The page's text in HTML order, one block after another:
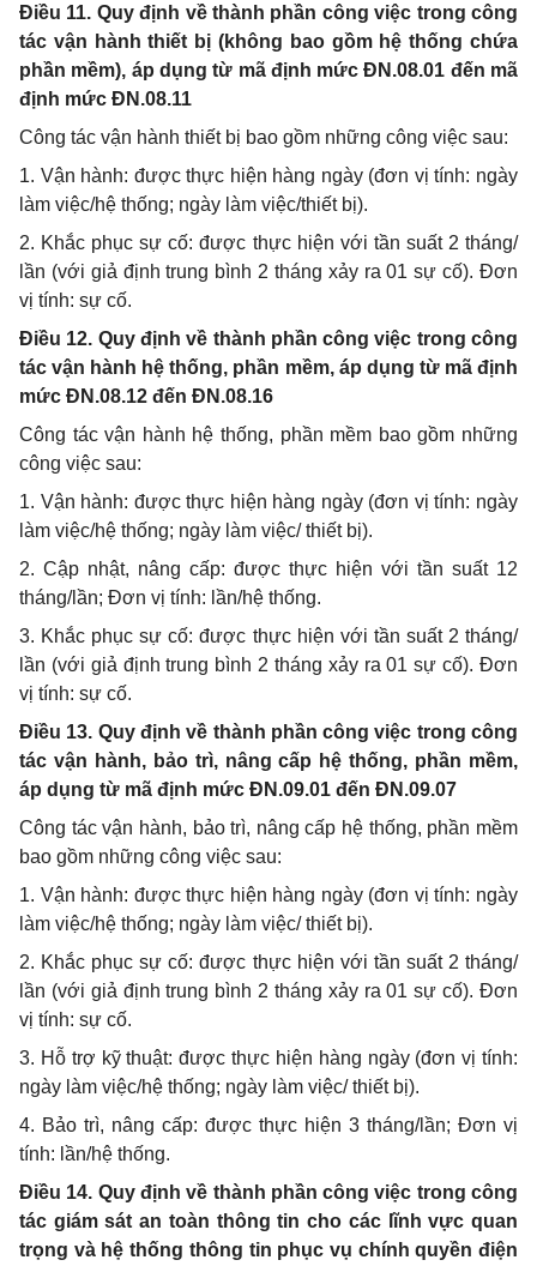
Điều 11. Quy định về thành phần công việc trong công
tác vận hành thiết bị (không bao gồm hệ thống chứa
phần mềm), áp dụng từ mã định mức ĐN.08.01 đến mã
định mức ĐN.08.11
Công tác vận hành thiết bị bao gồm những công việc sau:
1. Vận hành: được thực hiện hàng ngày (đơn vị tính: ngày
làm việc/hệ thống; ngày làm việc/thiết bị).
2. Khắc phục sự cố: được thực hiện với tần suất 2 tháng/
lần (với giả định trung bình 2 tháng xảy ra 01 sự cố). Đơn
vị tính: sự cố.
Điều 12. Quy định về thành phần công việc trong công
tác vận hành hệ thống, phần mềm, áp dụng từ mã định
mức ĐN.08.12 đến ĐN.08.16
Công tác vận hành hệ thống, phần mềm bao gồm những
công việc sau:
1. Vận hành: được thực hiện hàng ngày (đơn vị tính: ngày
làm việc/hệ thống; ngày làm việc/ thiết bị).
2. Cập nhật, nâng cấp: được thực hiện với tần suất 12
tháng/lần; Đơn vị tính: lần/hệ thống.
3. Khắc phục sự cố: được thực hiện với tần suất 2 tháng/
lần (với giả định trung bình 2 tháng xảy ra 01 sự cố). Đơn
vị tính: sự cố.
Điều 13. Quy định về thành phần công việc trong công
tác vận hành, bảo trì, nâng cấp hệ thống, phần mềm,
áp dụng từ mã định mức ĐN.09.01 đến ĐN.09.07
Công tác vận hành, bảo trì, nâng cấp hệ thống, phần mềm
bao gồm những công việc sau:
1. Vận hành: được thực hiện hàng ngày (đơn vị tính: ngày
làm việc/hệ thống; ngày làm việc/ thiết bị).
2. Khắc phục sự cố: được thực hiện với tần suất 2 tháng/
lần (với giả định trung bình 2 tháng xảy ra 01 sự cố). Đơn
vị tính: sự cố.
3. Hỗ trợ kỹ thuật: được thực hiện hàng ngày (đơn vị tính:
ngày làm việc/hệ thống; ngày làm việc/ thiết bị).
4. Bảo trì, nâng cấp: được thực hiện 3 tháng/lần; Đơn vị
tính: lần/hệ thống.
Điều 14. Quy định về thành phần công việc trong công
tác giám sát an toàn thông tin cho các lĩnh vực quan
trọng và hệ thống thông tin phục vụ chính quyền điện